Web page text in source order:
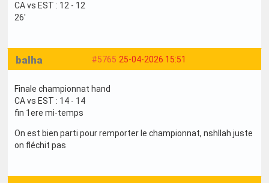
CA vs EST : 12 - 12
26'
#5765 25-04-2026 15:51
balha
Finale championnat hand
CA vs EST : 14 - 14
fin 1ere mi-temps
On est bien parti pour remporter le championnat, nshllah juste
on fléchit pas